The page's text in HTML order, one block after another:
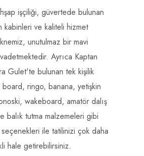
işçiliği, güvertede bulunan
kabinleri ve kaliteli hizmet
unutulmaz bir mavi
Ayrıca Kaptan
Gulet'te bulunan tek kişilik
ringo, banana, yetişkin
wakeboard, amatör dalış
balık tutma malzemeleri gibi
ile tatilinizi çok daha
hale getirebilirsiniz.